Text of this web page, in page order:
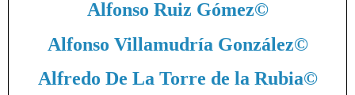
Alfonso Ruiz Gómez©
Alfonso Villamudría González©
Alfredo De La Torre de la Rubia©